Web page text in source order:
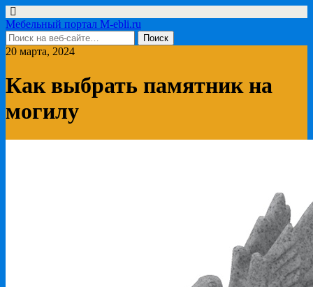
Мебельный портал M-ebli.ru
20 марта, 2024
Как выбрать памятник на
могилу